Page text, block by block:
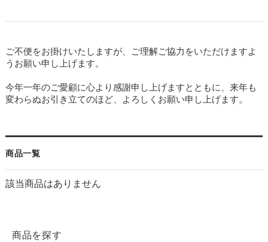
ご不便をお掛けいたしますが、ご理解ご協力をいただけますよ
うお願い申し上げます。
今年一年のご愛顧に心より感謝申し上げますとともに、来年も
変わらぬお引き立てのほど、よろしくお願い申し上げます。
商品一覧
該当商品はありません
商品を探す